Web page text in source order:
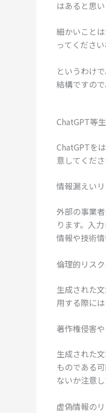
はあると思い
細かいこと
ってくださ
というわけ
結構ですの
ChatGPT等
ChatGPTを
意してくださ
情報漏えい
外部の事業
ります。入
情報や技術
倫理的リス
生成された
用する際に
著作権侵害
生成された
ものである
ないか注意
虚偽情報の